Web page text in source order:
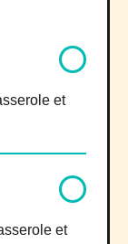
et
et